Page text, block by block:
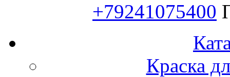
+79241075400
Краска